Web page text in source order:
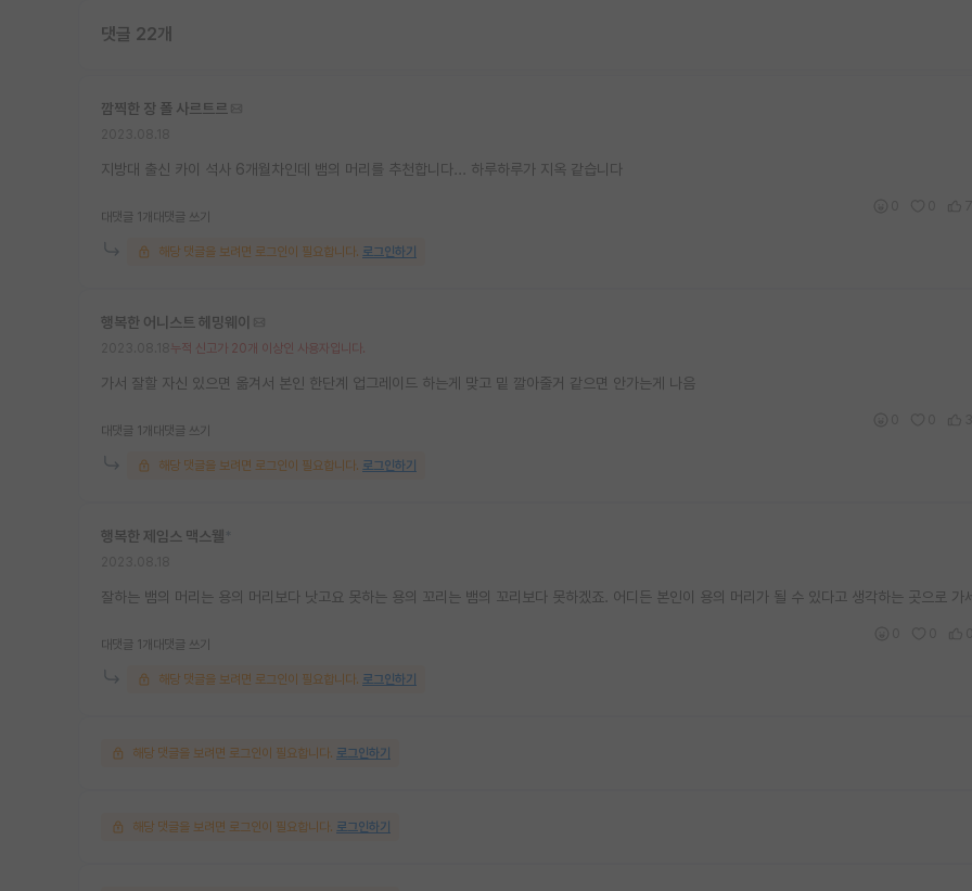
댓글 22개
깜찍한 장 폴 사르트르
지방대 출신 카이 석사 6개월차인데 뱀의 머리를 추천합니다... 하루하루가 지옥 같습니다
대댓글 1개 대댓글 쓰기
해당 댓글을 보려면 로그인이 필요합니다. 로그인하기
행복한 어니스트 헤밍웨이
누적 신고가 20개 이상인 사용자입니다.
가서 잘할 자신 있으면 옮겨서 본인 한단계 업그레이드 하는게 맞고 밑 깔아줄거 같으면 안가는게 나음
대댓글 1개 대댓글 쓰기
해당 댓글을 보려면 로그인이 필요합니다. 로그인하기
행복한 제임스 맥스웰
잘하는 뱀의 머리는 용의 머리보다 낫고요 못하는 용의 꼬리는 뱀의 꼬리보다 못하겠죠. 어디든 본인이 용의 머리가 될 수 있다고 생각하는 곳으로 가
대댓글 1개 대댓글 쓰기
해당 댓글을 보려면 로그인이 필요합니다. 로그인하기
해당 댓글을 보려면 로그인이 필요합니다. 로그인하기
해당 댓글을 보려면 로그인이 필요합니다. 로그인하기